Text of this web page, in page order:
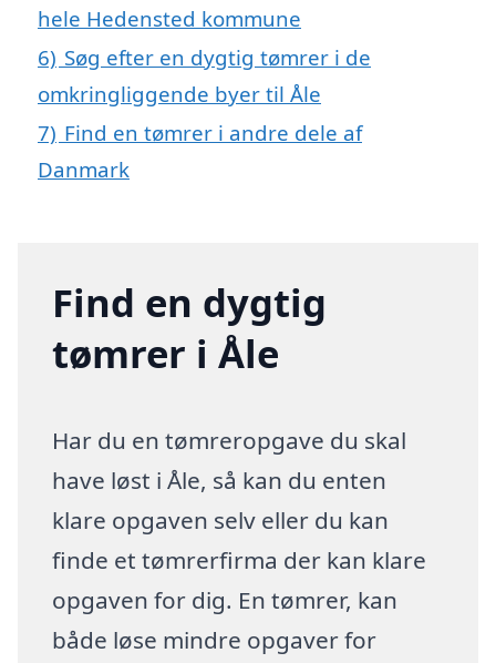
hele Hedensted kommune
6) Søg efter en dygtig tømrer i de
omkringliggende byer til Åle
7) Find en tømrer i andre dele af
Danmark
Find en dygtig
tømrer i Åle
Har du en tømreropgave du skal
have løst i Åle, så kan du enten
klare opgaven selv eller du kan
finde et tømrerfirma der kan klare
opgaven for dig. En tømrer, kan
både løse mindre opgaver for